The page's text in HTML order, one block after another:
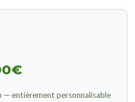
— entièrement personnalisable